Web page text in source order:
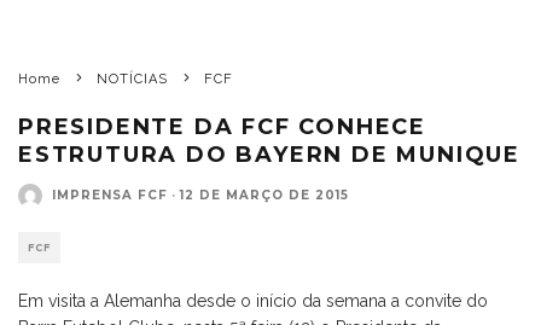
Home NOTÍCIAS FCF
PRESIDENTE DA FCF CONHECE
ESTRUTURA DO BAYERN DE MUNIQUE
IMPRENSA FCF · 12 DE MARÇO DE 2015
FCF
Em visita a Alemanha desde o início da semana a convite do